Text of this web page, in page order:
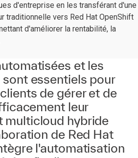
d'entreprise en les transférant d'une
traditionnelle vers Red Hat OpenShift
d'améliorer la rentabilité, la
et les
essentiels pour
de gérer et de
leur
multicloud hybride
de Red Hat
l'automatisation